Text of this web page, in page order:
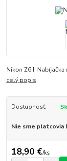
Nikon Z6 II
celý popis
Dostupnosť:
Nie sme platcovia
18,90 €/ks